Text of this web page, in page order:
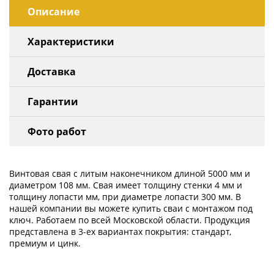
Описание
Характеристики
Доставка
Гарантии
Фото работ
Винтовая свая с литым наконечником длиной 5000 мм и
диаметром 108 мм. Свая имеет толщину стенки 4 мм и
толщину лопасти мм, при диаметре лопасти 300 мм. В
нашей компании вы можете купить сваи с монтажом под
ключ. Работаем по всей Московской области. Продукция
представлена в 3-ех вариантах покрытия: стандарт,
премиум и цинк.